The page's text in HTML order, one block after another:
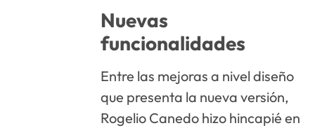
Nuevas
funcionalidades
Entre las mejoras a nivel diseño
que presenta la nueva versión,
Rogelio Canedo hizo hincapié en